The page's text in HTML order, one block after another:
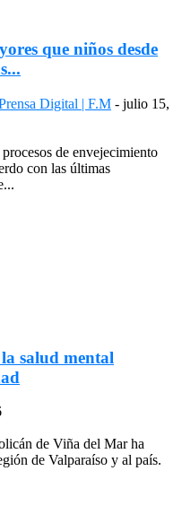
que niños desde
Digital | F.M - julio 15,
de envejecimiento
con las últimas
salud mental
de Viña del Mar ha
de Valparaíso y al país.